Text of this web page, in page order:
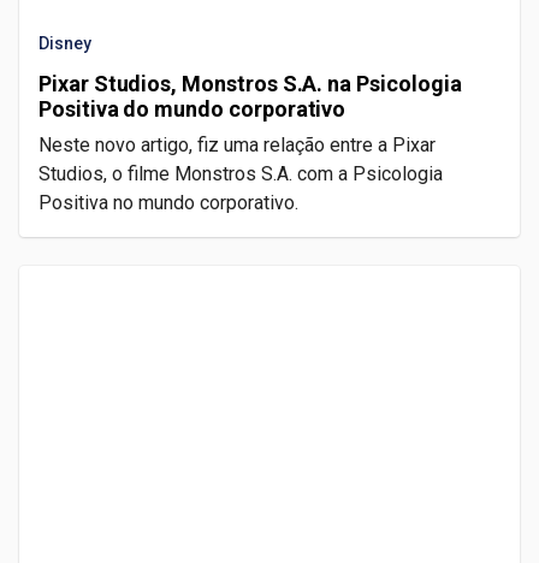
Disney
Pixar Studios, Monstros S.A. na Psicologia
Positiva do mundo corporativo
Neste novo artigo, fiz uma relação entre a Pixar
Studios, o filme Monstros S.A. com a Psicologia
Positiva no mundo corporativo.